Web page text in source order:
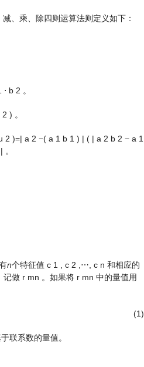
减、乘、除四则运算法则定义如下：
⋅ b 2 。
2 ) 。
2 )=| a 2 −( a 1 b 1 ) | ( | a 2 b 2 − a 1
| 。
n个特征值 c 1 c 2 ⋯ c n 和相应的
记做 r mn 。如果将 r mn 中的量值用
(1)
联系数的量值。